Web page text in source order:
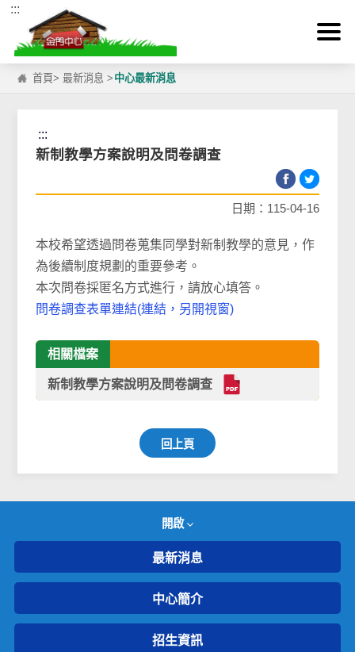
跳到主要內容區塊
:::
首頁>最新消息 > 中心最新消息
:::
新制教學方案說明及問卷調查
日期：115-04-16
本校希望透過問卷蒐集同學對新制教學的意見，作
為後續制度規劃的重要參考。
本次問卷採匿名方式進行，請放心填答。
問卷調查表單連結(連結，另開視窗)
相關檔案
新制教學方案說明及問卷調查
回上頁
開啟
最新消息
中心簡介
招生資訊